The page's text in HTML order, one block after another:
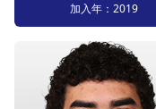
加入年： 2019